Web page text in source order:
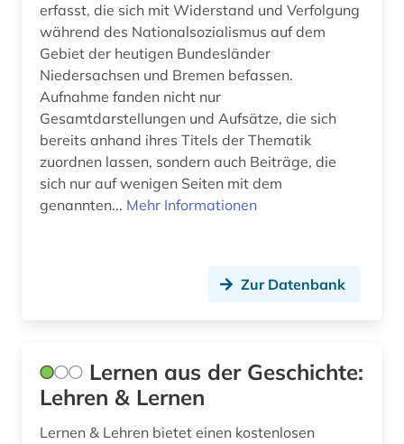
weimar (1)
weimarer republik (2)
weltkrieg (2)
weltkrieg &lt;1939-1945&gt; (2)
weltkrieg <1939-1945> (1)
westeuropa (1)
wiesbaden (1)
zeitgeschichte (4)
zeitung (1)
erfasst, die sich mit Widerstand und Verfolgung
während des Nationalsozialismus auf dem
Gebiet der heutigen Bundesländer
Niedersachsen und Bremen befassen.
Aufnahme fanden nicht nur
Gesamtdarstellungen und Aufsätze, die sich
bereits anhand ihres Titels der Thematik
zuordnen lassen, sondern auch Beiträge, die
sich nur auf wenigen Seiten mit dem
genannten... Mehr Informationen
Zur Datenbank
Lernen aus der Geschichte:
Lehren & Lernen
Lernen & Lehren bietet einen kostenlosen